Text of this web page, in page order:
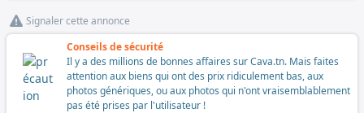
Signaler cette annonce
Conseils de sécurité
Il y a des millions de bonnes affaires sur Cava.tn. Mais faites
attention aux biens qui ont des prix ridiculement bas, aux
photos génériques, ou aux photos qui n'ont vraisemblablement
pas été prises par l'utilisateur !